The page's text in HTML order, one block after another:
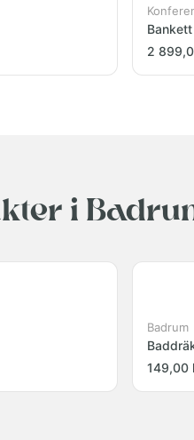
2
i
Badrum
149,00